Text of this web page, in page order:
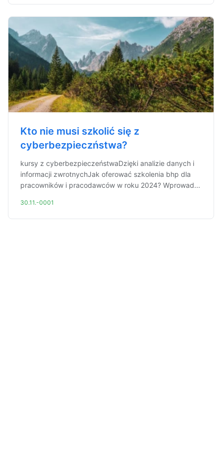
Kto nie musi szkolić się z
cyberbezpieczństwa?
kursy z cyberbezpieczeństwaDzięki analizie danych i
informacji zwrotnychJak oferować szkolenia bhp dla
pracowników i pracodawców w roku 2024? Wprowad...
30.11.-0001